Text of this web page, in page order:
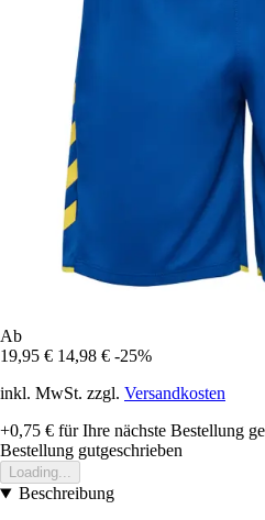
Ab
19,95 € 14,98 € -25%
inkl. MwSt. zzgl. Versandkosten
+0,75 € für Ihre nächste Bestellung
Bestellung gutgeschrieben
Loading...
Beschreibung